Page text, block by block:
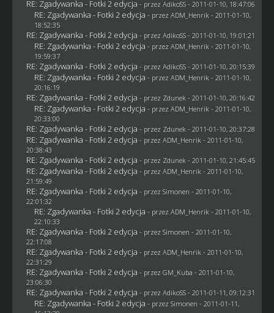
RE: Zgadywanka - Fotki 2 edycja - przez AdikoSS - 2011-01-10, 18:47:06
RE: Zgadywanka - Fotki 2 edycja - przez ADM_Henrik- 2011-01-10,
18:52:35
RE: Zgadywanka - Fotki 2 edycja - przez AdikoSS - 2011-01-10, 19:01:21
RE: Zgadywanka - Fotki 2 edycja - przez ADM_Henrik- 2011-01-10,
19:59:37
RE: Zgadywanka - Fotki 2 edycja - przez AdikoSS - 2011-01-10, 20:15:39
RE: Zgadywanka - Fotki 2 edycja - przez ADM_Henrik- 2011-01-10,
20:16:19
RE: Zgadywanka - Fotki 2 edycja - przez Zdunek- 2011-01-10, 20:16:42
RE: Zgadywanka - Fotki 2 edycja - przez ADM_Henrik- 2011-01-10,
20:33:00
RE: Zgadywanka - Fotki 2 edycja - przez Zdunek- 2011-01-10, 20:37:28
RE: Zgadywanka - Fotki 2 edycja - przez ADM_Henrik- 2011-01-10,
20:38:43
RE: Zgadywanka - Fotki 2 edycja - przez Zdunek- 2011-01-10, 21:45:45
RE: Zgadywanka - Fotki 2 edycja - przez ADM_Henrik- 2011-01-10,
21:59:49
RE: Zgadywanka - Fotki 2 edycja - przez Simonen - 2011-01-10,
22:01:32
RE: Zgadywanka - Fotki 2 edycja - przez ADM_Henrik- 2011-01-10,
22:10:33
RE: Zgadywanka - Fotki 2 edycja - przez Simonen - 2011-01-10,
22:17:08
RE: Zgadywanka - Fotki 2 edycja - przez ADM_Henrik- 2011-01-10,
22:31:29
RE: Zgadywanka - Fotki 2 edycja - przez GM_Kuba - 2011-01-10,
23:06:30
RE: Zgadywanka - Fotki 2 edycja - przez AdikoSS - 2011-01-11, 09:12:31
RE: Zgadywanka - Fotki 2 edycja - przez Simonen - 2011-01-11,